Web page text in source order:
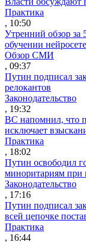
Практика
, 10:50
Утренний обзор за
обучении
Обзор СМИ
, 09:37
Путин подписал
релокантов
Законодательство
, 19:32
ВС напомнил, что
исключает
Практика
, 18:02
Путин освободил
миноритариям при
Законодательство
, 17:16
Путин подписал
всей цепочке
Практика
, 16:44